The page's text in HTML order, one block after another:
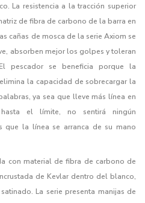
La resistencia a la tracción superior
de fibra de carbono de la barra en
cañas de mosca de la serie Axiom se
absorben mejor los golpes y toleran
pescador se beneficia porque la
la capacidad de sobrecargar la
ya sea que lleve más línea en
el límite, no sentirá ningún
que la línea se arranca de su mano
con material de fibra de carbono de
de Kevlar dentro del blanco,
La serie presenta manijas de